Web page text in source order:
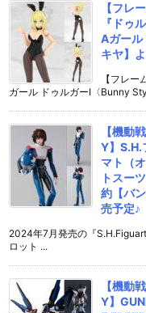
【フレ
『ドゥ
Aガール
キヤ】
【フレ
ガール ドゥルガーI〈Bunny
【機動
Y】S.H.
マト（
トスー
約【バ
売予定♪
2024年7月発売の『
ロット ...
【機動
Y】